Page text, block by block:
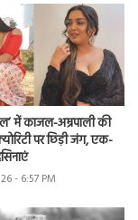
में काजल-अम्रपाली की
पर छिड़ी जंग, एक-
- 6:57 PM